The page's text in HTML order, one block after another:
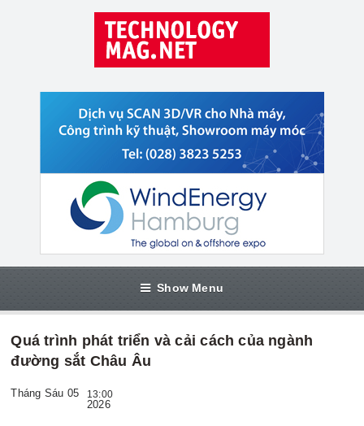
Show Menu
Quá trình phát triển và cải cách của ngành
đường sắt Châu Âu
Tháng Sáu 05 13:00
2026